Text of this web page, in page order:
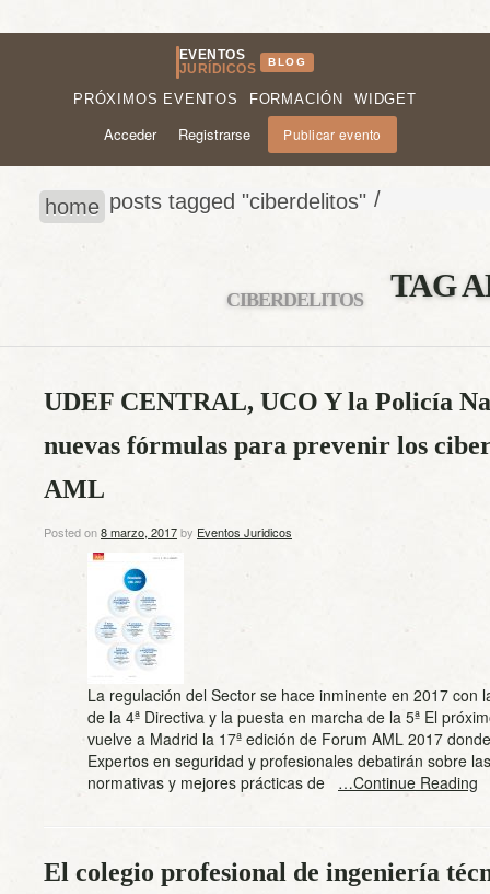
EVENTOS
JURÍDICOS
BLOG
PRÓXIMOS EVENTOS FORMACIÓN WIDGET
Acceder Registrarse Publicar evento
home /
posts tagged "ciberdelitos"
TAG
CIBERDELITOS
UDEF CENTRAL, UCO Y la Policía
nuevas fórmulas para prevenir los
AML
Posted on8 marzo, 2017by Eventos Juridicos
La regulación del Sector se hace inminente en 2017 con
de la 4ª Directiva y la puesta en marcha de la 5ª El
vuelve a Madrid la 17ª edición de Forum AML 2017
Expertos en seguridad y profesionales debatirán sobre
normativas y mejores prácticas de …Continue Reading
El colegio profesional de ingeniería